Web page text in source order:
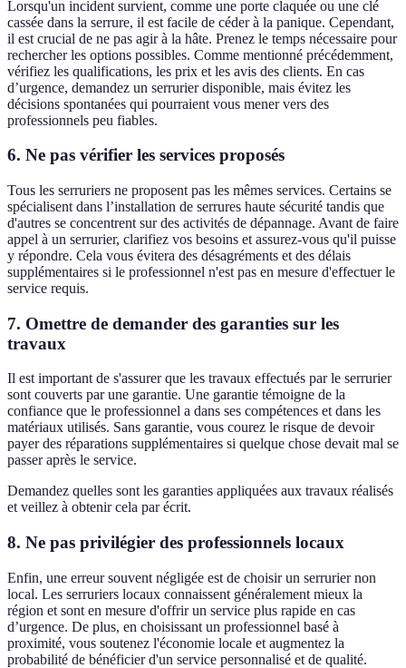
Lorsqu'un incident survient, comme une porte claquée ou une clé
cassée dans la serrure, il est facile de céder à la panique. Cependant,
il est crucial de ne pas agir à la hâte. Prenez le temps nécessaire pour
rechercher les options possibles. Comme mentionné précédemment,
vérifiez les qualifications, les prix et les avis des clients. En cas
d’urgence, demandez un serrurier disponible, mais évitez les
décisions spontanées qui pourraient vous mener vers des
professionnels peu fiables.
6. Ne pas vérifier les services proposés
Tous les serruriers ne proposent pas les mêmes services. Certains se
spécialisent dans l’installation de serrures haute sécurité tandis que
d'autres se concentrent sur des activités de dépannage. Avant de faire
appel à un serrurier, clarifiez vos besoins et assurez-vous qu'il puisse
y répondre. Cela vous évitera des désagréments et des délais
supplémentaires si le professionnel n'est pas en mesure d'effectuer le
service requis.
7. Omettre de demander des garanties sur les
travaux
Il est important de s'assurer que les travaux effectués par le serrurier
sont couverts par une garantie. Une garantie témoigne de la
confiance que le professionnel a dans ses compétences et dans les
matériaux utilisés. Sans garantie, vous courez le risque de devoir
payer des réparations supplémentaires si quelque chose devait mal se
passer après le service.
Demandez quelles sont les garanties appliquées aux travaux réalisés
et veillez à obtenir cela par écrit.
8. Ne pas privilégier des professionnels locaux
Enfin, une erreur souvent négligée est de choisir un serrurier non
local. Les serruriers locaux connaissent généralement mieux la
région et sont en mesure d'offrir un service plus rapide en cas
d’urgence. De plus, en choisissant un professionnel basé à
proximité, vous soutenez l'économie locale et augmentez la
probabilité de bénéficier d'un service personnalisé et de qualité.